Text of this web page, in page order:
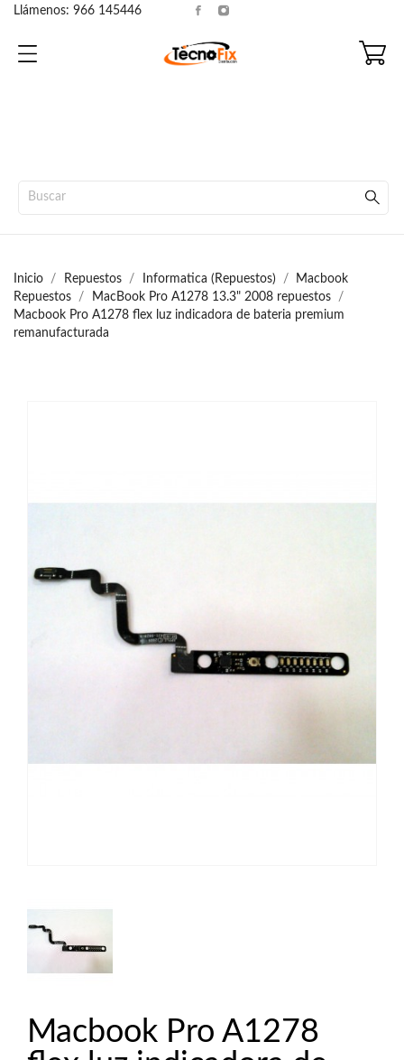
Llámenos: 966 145446
Inicio Repuestos Informatica (Repuestos)
Macbook
Repuestos
MacBook Pro A1278 13.3" 2008 repuestos
Macbook Pro A1278 flex luz indicadora de bateria premium
remanufacturada
Macbook Pro A1278